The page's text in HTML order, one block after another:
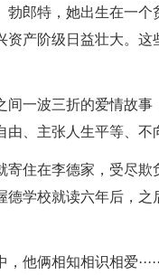
勃郎特，她出生在一
资产阶级日益壮大。
间一波三折的爱情故
、主张人生平等、不
寄住在李德家，受尽
德学校就读六年后，
他俩相知相识相爱